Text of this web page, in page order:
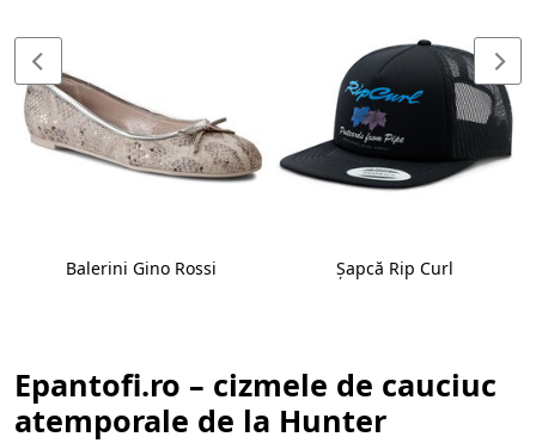
Balerini Gino Rossi Șapcă Rip Curl
Epantofi.ro – cizmele de cauciuc
atemporale de la Hunter